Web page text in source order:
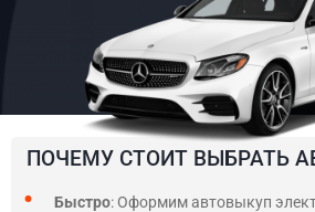
ПОЧЕМУ СТОИТ ВЫБРАТЬ
Быстро: Оформим автовыкуп